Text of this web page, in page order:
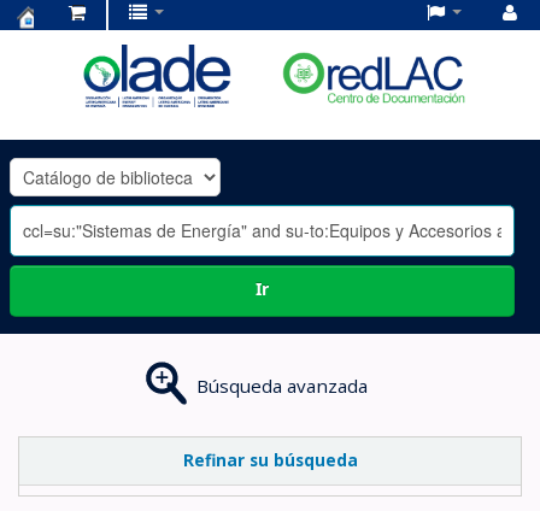
OLADE
-
Ir
Búsqueda avanzada
Refinar su búsqueda